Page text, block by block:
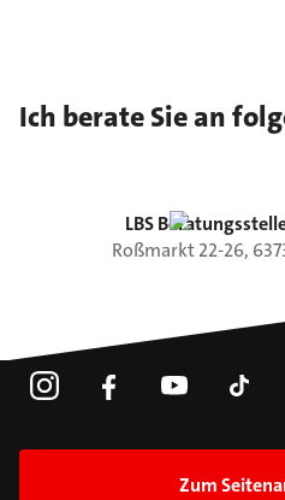
Ich berate Sie an
LBS
Roßmarkt22-26,
Zum